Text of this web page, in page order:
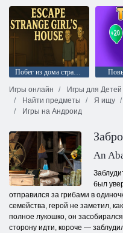
Побег из дома странной девушки
Игры онлайн
Игры для Детей
Найти предметы
Я ищу
Игры на Андроид
An
был
отправился за грибами в
семейства, герой не заметил,
полное лукошко, он
сторону идти, короче —